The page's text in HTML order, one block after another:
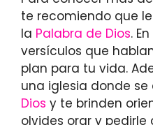
te recomiendo que
la Palabra de Dios.
versículos que
plan para tu vida.
una iglesia donde se
Dios y te brinden
olvides orar y pedirle